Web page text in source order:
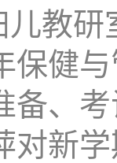
儿教
保健
备、
对新